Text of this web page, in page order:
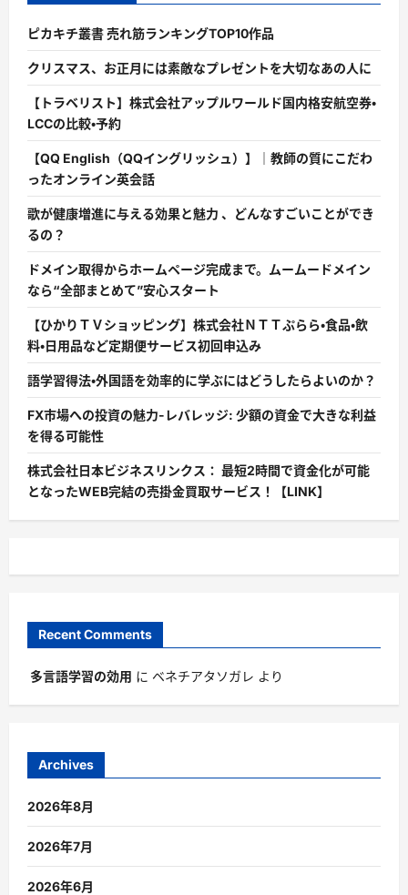
ピカキチ叢書 売れ筋ランキングTOP10作品
クリスマス、お正月には素敵なプレゼントを大切なあの人に
【トラベリスト】株式会社アップルワールド国内格安航空券・
LCCの比較・予約
【QQ English（QQイングリッシュ）】｜教師の質にこだわ
ったオンライン英会話
歌が健康増進に与える効果と魅力 、どんなすごいことができ
るの？
ドメイン取得からホームページ完成まで。ムームードメイン
なら“全部まとめて”安心スタート
【ひかりＴＶショッピング】株式会社ＮＴＴぷらら・食品・飲
料・日用品など定期便サービス初回申込み
語学習得法・外国語を効率的に学ぶにはどうしたらよいのか？
FX市場への投資の魅力-レバレッジ: 少額の資金で大きな利益
を得る可能性
株式会社日本ビジネスリンクス： 最短2時間で資金化が可能
となったWEB完結の売掛金買取サービス！【LINK】
Recent Comments
多言語学習の効用 に ベネチアタソガレ より
Archives
2026年8月
2026年7月
2026年6月